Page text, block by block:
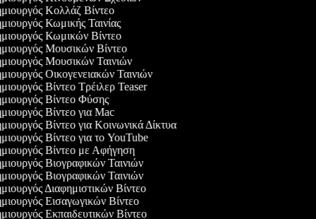
Κολλάζ Βίντεο
Κωμικής Ταινίας
Κωμικών Βίντεο
Μουσικών Βίντεο
Μουσικών Ταινιών
Οικογενειακών Ταινιών
Βίντεο Τρέιλερ Teaser
Βίντεο Φύσης
Βίντεο για Mac
Βίντεο για Κοινωνικά Δίκτυα
Βίντεο για το YouTube
Βίντεο με Αφήγηση
Βιογραφικών Ταινιών
Βιογραφικών Ταινιών
Διαφημιστικών Βίντεο
Εισαγωγικών Βίντεο
Εκπαιδευτικών Βίντεο